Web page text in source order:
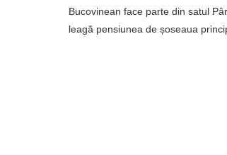
Bucovinean face parte din satul
leagă pensiunea de șoseaua